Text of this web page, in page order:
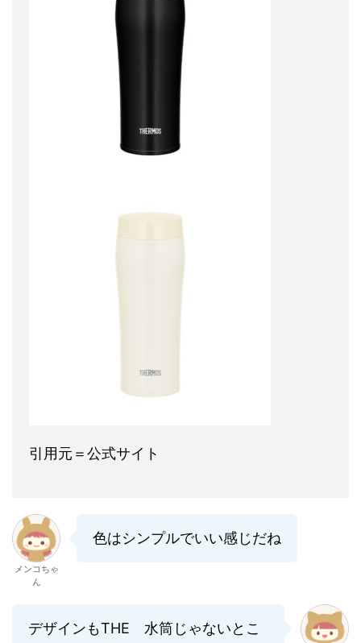
引用元＝公式サイト
メンコちゃ
ん
色はシンプルでいい感じだね
デザインもTHE 水筒じゃないとこ